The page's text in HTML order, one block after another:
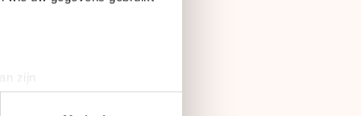
zijn
van belang."